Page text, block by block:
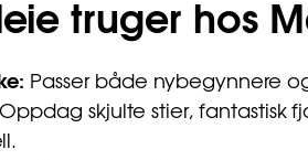
truger hos
Passer både nybegynnere
Oppdag skjulte stier, fantastisk